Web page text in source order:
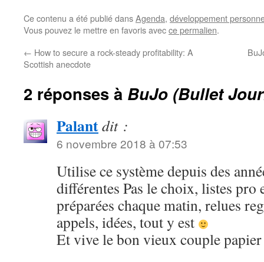
Ce contenu a été publié dansAgenda, développement
Vous pouvez le mettre en favoris avecce permalien.
← How to secure a rock-steady profitability: A
Scottish anecdote
2 réponses à BuJo (Bullet
Palantdit :
6 novembre 2018 à 07:53
Utilise ce système depuis des
différentes Pas le choix, listes pro
préparées chaque matin, relues
appels, idées, tout y est
Et vive le bon vieux couple